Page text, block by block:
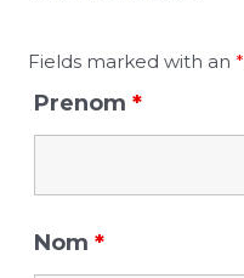
f
o
Fields marked with an*
Prenom*
Nom*